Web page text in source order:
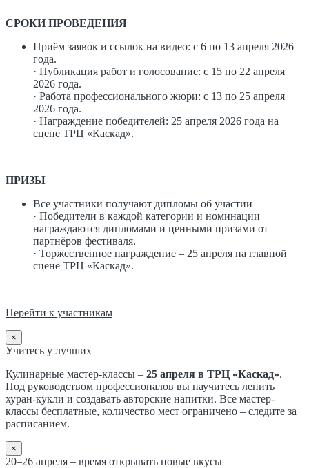
СРОКИ ПРОВЕДЕНИЯ
Приём заявок и ссылок на видео: с 6 по 13 апреля 2026
года.
· Публикация работ и голосование: с 15 по 22 апреля
2026 года.
· Работа профессионального жюри: с 13 по 25 апреля
2026 года.
· Награждение победителей: 25 апреля 2026 года на
сцене ТРЦ «Каскад».
ПРИЗЫ
Все участники получают дипломы об участии
· Победители в каждой категории и номинации
награждаются дипломами и ценными призами от
партнёров фестиваля.
· Торжественное награждение – 25 апреля на главной
сцене ТРЦ «Каскад».
Перейти к участникам
×
Учитесь у лучших
Кулинарные мастер-классы – 25 апреля в ТРЦ «Каскад».
Под руководством профессионалов вы научитесь лепить
хуран-кукли и создавать авторские напитки. Все мастер-
классы бесплатные, количество мест ограничено – следите за
расписанием.
×
20–26 апреля – время открывать новые вкусы